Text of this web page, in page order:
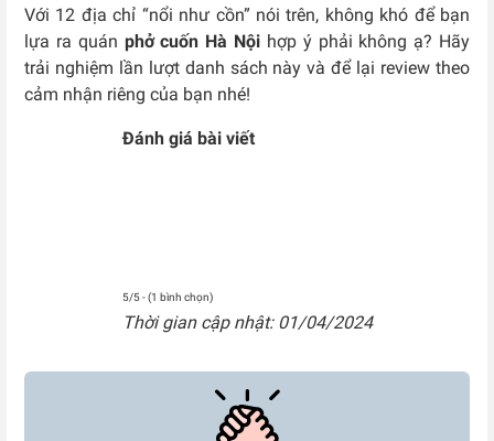
Với 12 địa chỉ “nổi như cồn” nói trên, không khó để bạn
lựa ra quán phở cuốn Hà Nội hợp ý phải không ạ? Hãy
trải nghiệm lần lượt danh sách này và để lại review theo
cảm nhận riêng của bạn nhé!
Đánh giá bài viết
5/5 - (1 bình chọn)
Thời gian cập nhật: 01/04/2024